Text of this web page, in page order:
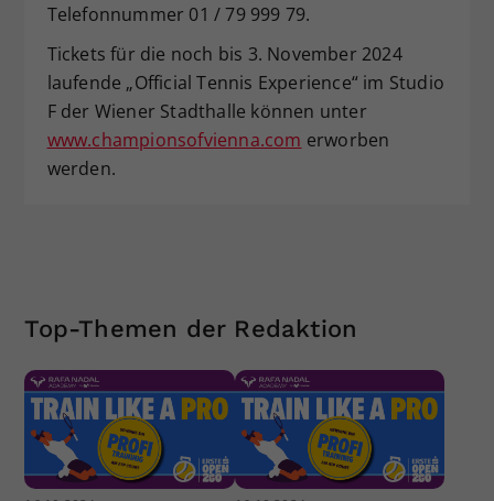
Telefonnummer 01 / 79 999 79.
Tickets für die noch bis 3. November 2024
laufende „Official Tennis Experience“ im Studio
F der Wiener Stadthalle können unter
www.championsofvienna.com erworben
werden.
Top-Themen der Redaktion